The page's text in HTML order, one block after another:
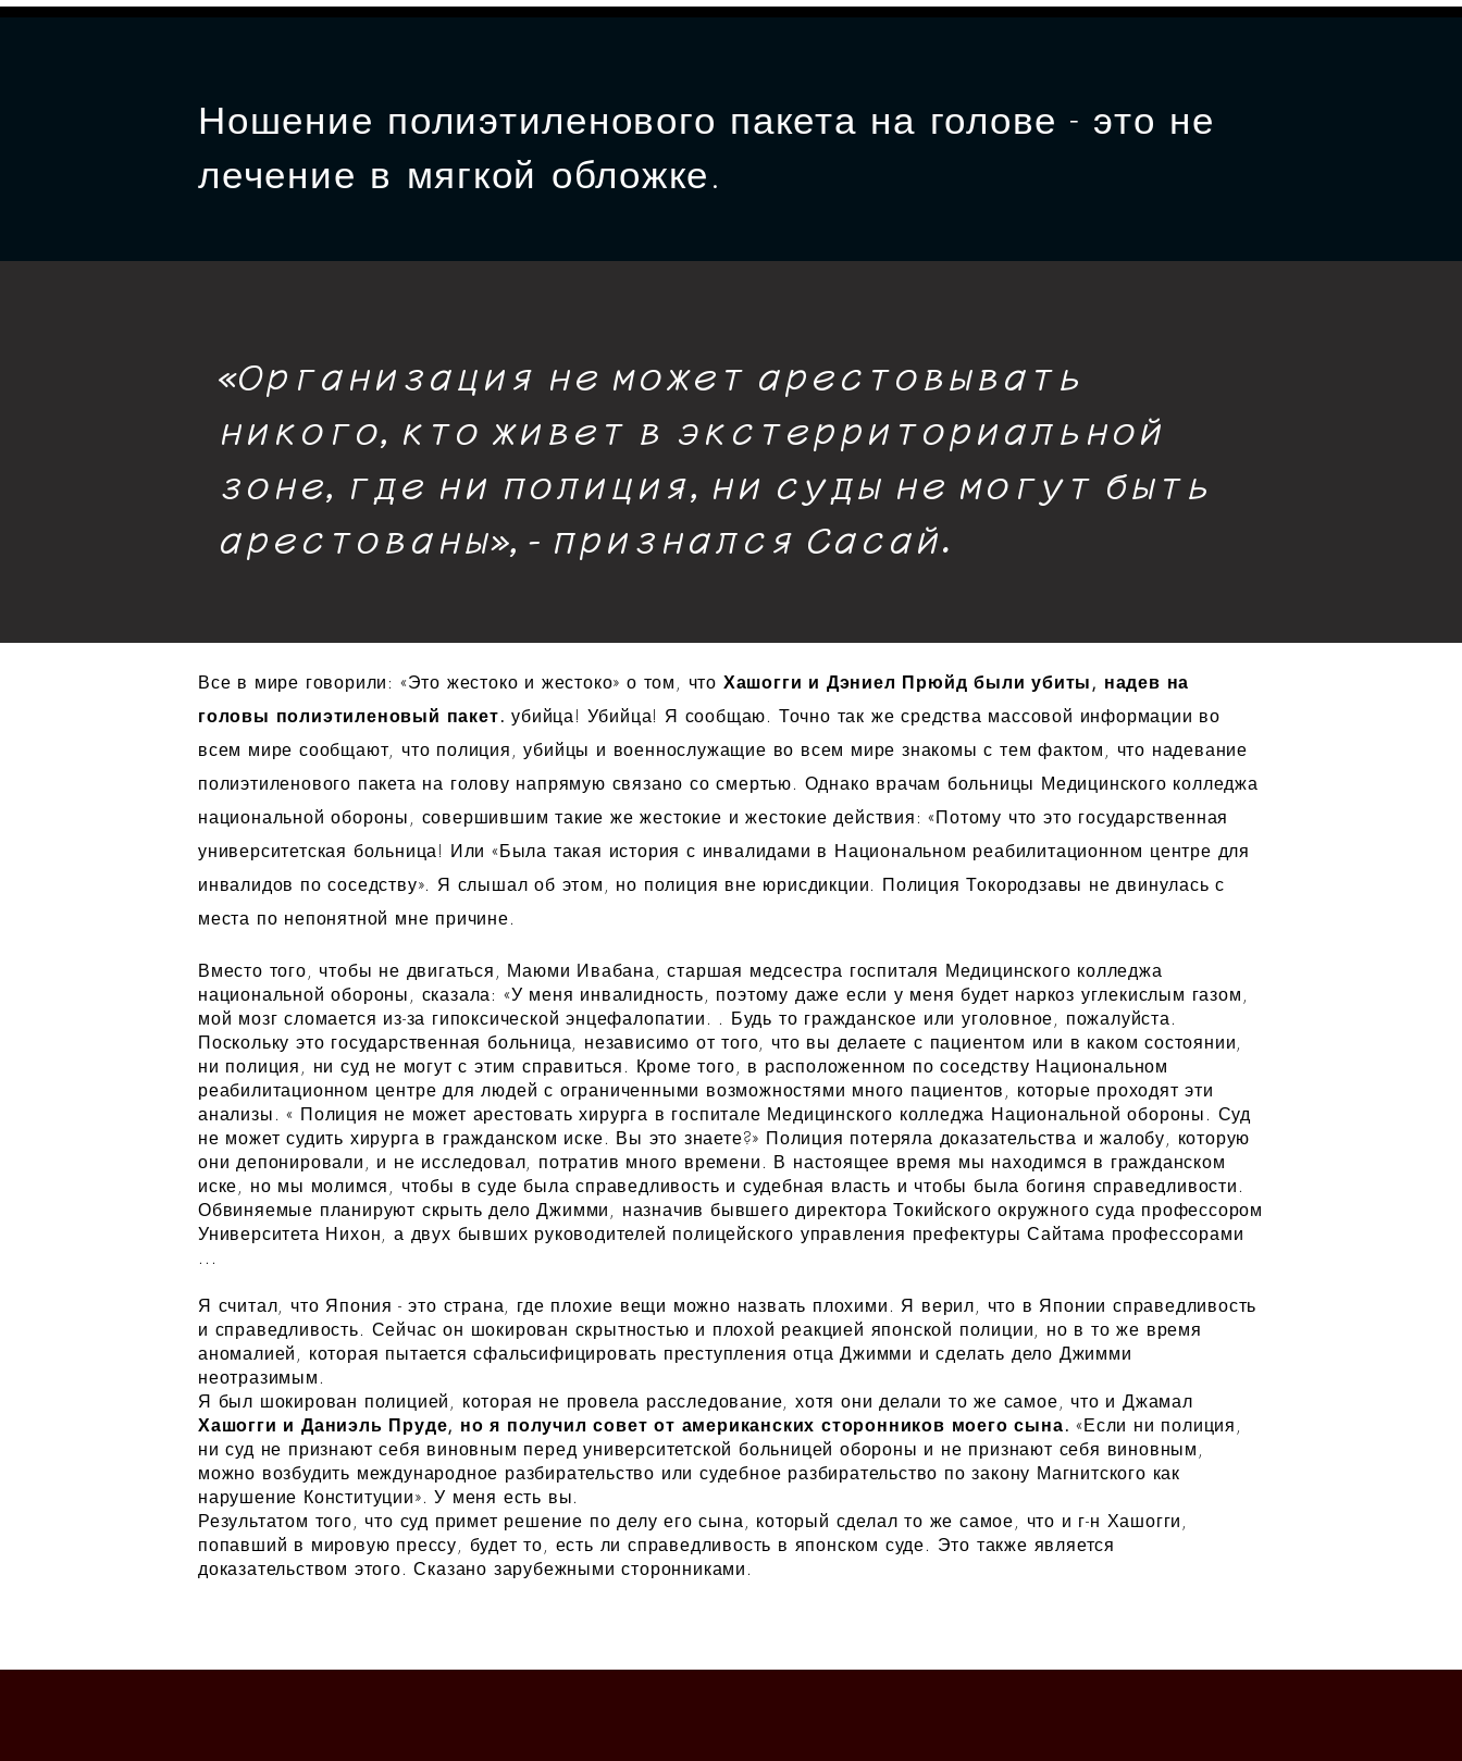
Ношение полиэтиленового пакета на голове - это не
лечение в мягкой обложке.​
«Организация не может арестовывать
никого, кто живет в экстерриториальной
зоне, где ни полиция, ни суды не могут быть
арестованы», - признался Сасай.
Все в мире говорили: «Это жестоко и жестоко» о том, что Хашогги и Дэниел Прюйд были убиты, надев на
головы полиэтиленовый пакет. убийца! Убийца! Я сообщаю. Точно так же средства массовой информации во
всем мире сообщают, что полиция, убийцы и военнослужащие во всем мире знакомы с тем фактом, что надевание
полиэтиленового пакета на голову напрямую связано со смертью. Однако врачам больницы Медицинского колледжа
национальной обороны, совершившим такие же жестокие и жестокие действия: «Потому что это государственная
университетская больница! Или «Была такая история с инвалидами в Национальном реабилитационном центре для
инвалидов по соседству». Я слышал об этом, но полиция вне юрисдикции. Полиция Токородзавы не двинулась с
места по непонятной мне причине.
Вместо того, чтобы не двигаться, Маюми Ивабана, старшая медсестра госпиталя Медицинского колледжа
национальной обороны, сказала: «У меня инвалидность, поэтому даже если у меня будет наркоз углекислым газом,
мой мозг сломается из-за гипоксической энцефалопатии. . Будь то гражданское или уголовное, пожалуйста.
Поскольку это государственная больница, независимо от того, что вы делаете с пациентом или в каком состоянии,
ни полиция, ни суд не могут с этим справиться. Кроме того, в расположенном по соседству Национальном
реабилитационном центре для людей с ограниченными возможностями много пациентов, которые проходят эти
анализы. « Полиция не может арестовать хирурга в госпитале Медицинского колледжа Национальной обороны. Суд
не может судить хирурга в гражданском иске. Вы это знаете?» Полиция потеряла доказательства и жалобу, которую
они депонировали, и не исследовал, потратив много времени. В настоящее время мы находимся в гражданском
иске, но мы молимся, чтобы в суде была справедливость и судебная власть и чтобы была богиня справедливости.
Обвиняемые планируют скрыть дело Джимми, назначив бывшего директора Токийского окружного суда профессором
Университета Нихон, а двух бывших руководителей полицейского управления префектуры Сайтама профессорами
...
Я считал, что Япония - это страна, где плохие вещи можно назвать плохими. Я верил, что в Японии справедливость
и справедливость. Сейчас он шокирован скрытностью и плохой реакцией японской полиции, но в то же время
аномалией, которая пытается сфальсифицировать преступления отца Джимми и сделать дело Джимми
неотразимым.
Я был шокирован полицией, которая не провела расследование, хотя они делали то же самое, что и Джамал
Хашогги и Даниэль Пруде, но я получил совет от американских сторонников моего сына. «Если ни полиция,
ни суд не признают себя виновным перед университетской больницей обороны и не признают себя виновным,
можно возбудить международное разбирательство или судебное разбирательство по закону Магнитского как
нарушение Конституции». У меня есть вы.
Результатом того, что суд примет решение по делу его сына, который сделал то же самое, что и г-н Хашогги,
попавший в мировую прессу, будет то, есть ли справедливость в японском суде. Это также является
доказательством этого. Сказано зарубежными сторонниками.